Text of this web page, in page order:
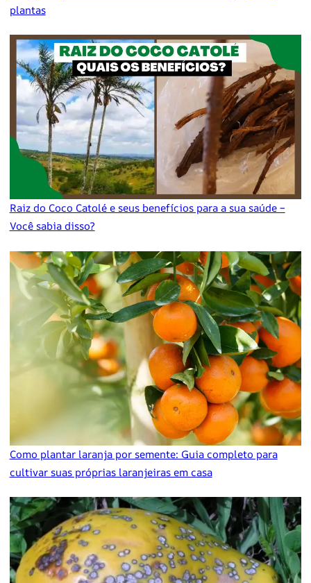
plantas
Raiz do Coco Catolé e seus benefícios para a sua saúde –
Você sabia disso?
Como plantar laranja por semente: Guia completo para
cultivar suas próprias laranjeiras em casa